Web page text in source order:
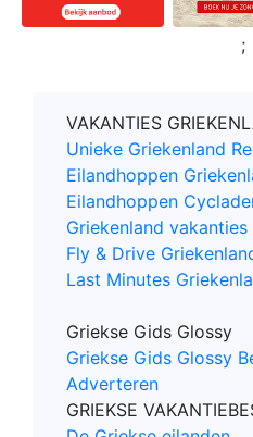
;
VAKANTIES
Unieke Griekenland
Eilandhoppen
Eilandhoppen
Griekenland vakanties
Fly & Drive
Last Minutes
Griekse Gids Glossy
Griekse Gids Glossy
Adverteren
GRIEKSE